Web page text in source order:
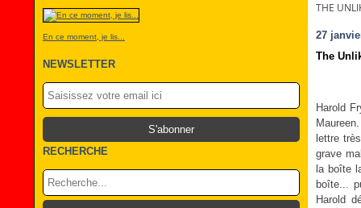
En ce moment, je lis...
NEWSLETTER
RECHERCHE
THE
27
The
Harold
lettre
grave
la boîte
boîte...
Harold